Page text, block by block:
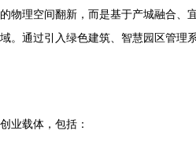
理空间翻新，而是基于产城融合
通过引入绿色建筑、智慧园区管
业载体，包括：